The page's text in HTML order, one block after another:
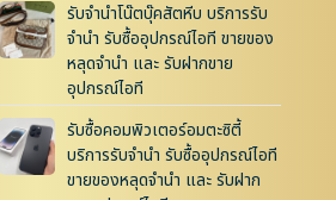
รับจำนำโน๊ตบุ๊คสัตหีบ บริการรับ
จำนำ รับซื้ออุปกรณ์ไอที ขายของ
หลุดจำนำ และ รับฝากขาย
อุปกรณ์ไอที
รับซื้อคอมพิวเตอร์อมตะซิตี้
บริการรับจำนำ รับซื้ออุปกรณ์ไอที
ขายของหลุดจำนำ และ รับฝาก